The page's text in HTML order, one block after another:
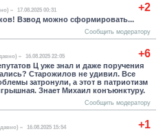
+2
17.08.2025 00:31
Взвод можно сформировать...
Сообщить модератору
+6
16.08.2025 22:05
Ц уже знал и даже поручения
Старожилов не удивил. Все
затронули, а этот в патриотизм
Знает Михаил конъюнктуру.
Сообщить модератору
+1
16.08.2025 15:54